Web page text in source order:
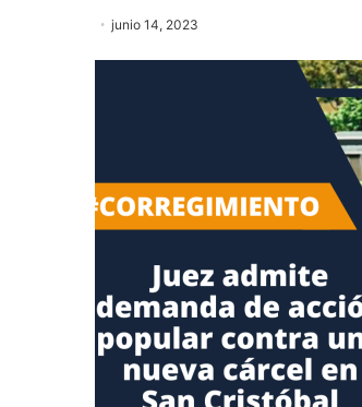
junio 14, 2023